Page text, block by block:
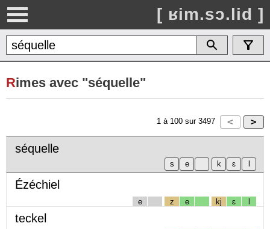
[ ʁim.sɔ.lid ]
Rimes avec "séquelle"
1 à 100 sur 3497
séquelle
Ézéchiel
e z e kj ɛ l
teckel